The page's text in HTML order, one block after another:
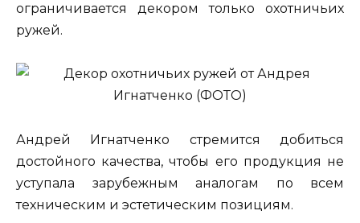
ограничивается декором только охотничьих
ружей.
Андрей Игнатченко стремится добиться
достойного качества, чтобы его продукция не
уступала зарубежным аналогам по всем
техническим и эстетическим позициям.